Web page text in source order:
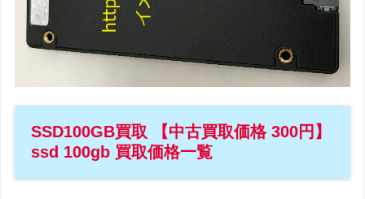
SSD100GB買取 【中古買取価格 300円】
ssd 100gb 買取価格一覧